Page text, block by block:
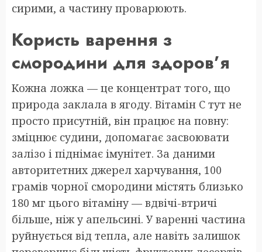
сирими, а частину проварюють.
Користь варення з
смородини для здоров’я
Кожна ложка — це концентрат того, що
природа заклала в ягоду. Вітамін C тут не
просто присутній, він працює на повну:
зміцнює судини, допомагає засвоювати
залізо і піднімає імунітет. За даними
авторитетних джерел харчування, 100
грамів чорної смородини містять близько
180 мг цього вітаміну — вдвічі-втричі
більше, ніж у апельсині. У варенні частина
руйнується від тепла, але навіть залишок